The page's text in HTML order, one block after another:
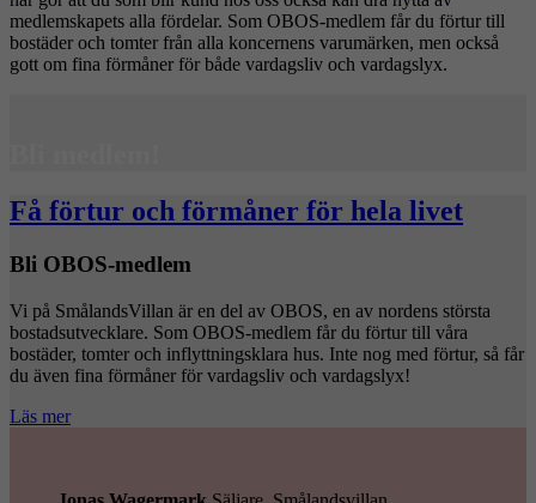
medlemskapets alla fördelar. Som OBOS-medlem får du förtur till
bostäder och tomter från alla koncernens varumärken, men också
gott om fina förmåner för både vardagsliv och vardagslyx.
Få förtur och förmåner för hela livet
Bli OBOS-medlem
Vi på SmålandsVillan är en del av OBOS, en av nordens största
bostadsutvecklare. Som OBOS-medlem får du förtur till våra
bostäder, tomter och inflyttningsklara hus. Inte nog med förtur, så får
du även fina förmåner för vardagsliv och vardagslyx!
Läs mer